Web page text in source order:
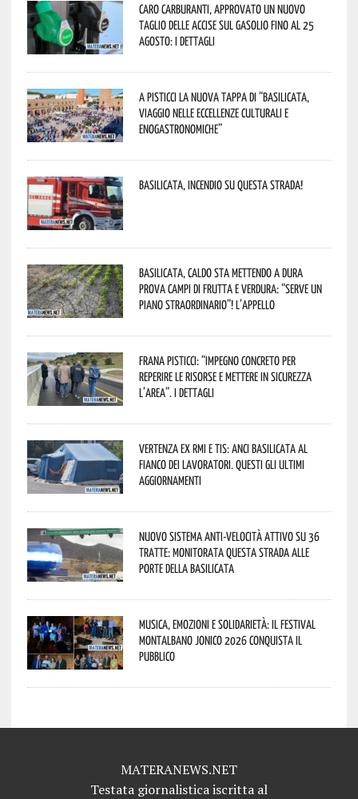
Caro carburanti, approvato un nuovo
taglio delle accise sul gasolio fino al 25
agosto: i dettagli
A Pisticci la nuova tappa di “Basilicata,
viaggio nelle eccellenze culturali e
enogastronomiche”
Basilicata, incendio su questa strada!
Basilicata, caldo sta mettendo a dura
prova campi di frutta e verdura: “Serve un
piano straordinario”! L’appello
Frana Pisticci: “Impegno concreto per
reperire le risorse e mettere in sicurezza
l’area”. I dettagli
Vertenza ex RMI e TIS: ANCI Basilicata al
fianco dei lavoratori. Questi gli ultimi
aggiornamenti
Nuovo sistema anti-velocità attivo su 36
tratte: monitorata questa strada alle
porte della Basilicata
Musica, emozioni e solidarietà: il Festival
Montalbano Jonico 2026 conquista il
pubblico
MATERANEWS.NET
Testata giornalistica iscritta al